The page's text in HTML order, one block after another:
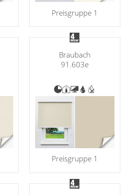
Preisgruppe 1
Braubach
91.603e
Preisgruppe 1